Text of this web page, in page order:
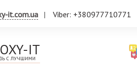
it.com.ua Viber: +380977710771
IT
С ЛУЧШИМИ